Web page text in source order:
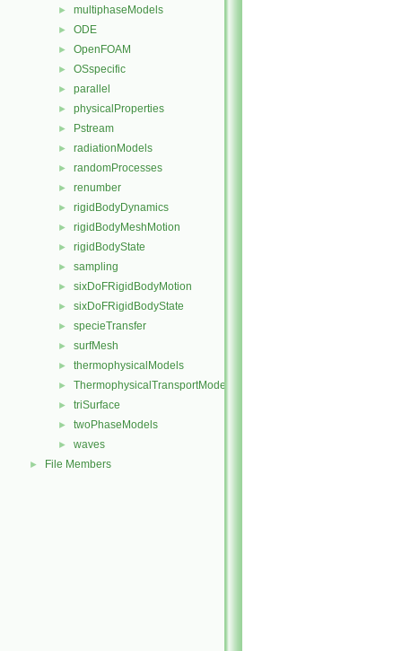
► multiphaseModels
► ODE
► OpenFOAM
► OSspecific
► parallel
► physicalProperties
► Pstream
► radiationModels
► randomProcesses
► renumber
► rigidBodyDynamics
► rigidBodyMeshMotion
► rigidBodyState
► sampling
► sixDoFRigidBodyMotion
► sixDoFRigidBodyState
► specieTransfer
► surfMesh
► thermophysicalModels
► ThermophysicalTransportModels
► triSurface
► twoPhaseModels
► waves
► File Members